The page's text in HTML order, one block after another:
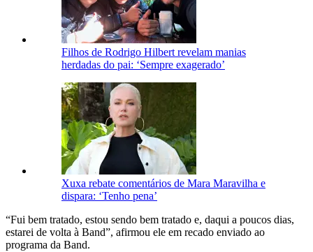
Filhos de Rodrigo Hilbert revelam manias
herdadas do pai: ‘Sempre exagerado’
Xuxa rebate comentários de Mara Maravilha e
dispara: ‘Tenho pena’
“Fui bem tratado, estou sendo bem tratado e, daqui a poucos dias,
estarei de volta à Band”, afirmou ele em recado enviado ao
programa da Band.